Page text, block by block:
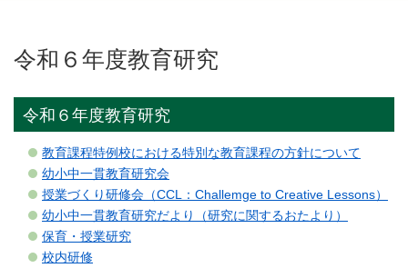
令和６年度教育研究
令和６年度教育研究
教育課程特例校における特別な教育課程の方針について
幼小中一貫教育研究会
授業づくり研修会（CCL：Challemge to Creative Lessons）
幼小中一貫教育研究だより（研究に関するおたより）
保育・授業研究
校内研修